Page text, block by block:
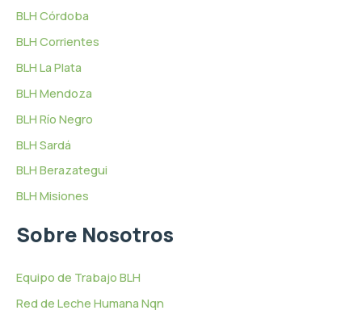
BLH Córdoba
BLH Corrientes
BLH La Plata
BLH Mendoza
BLH Río Negro
BLH Sardá
BLH Berazategui
BLH Misiones
Sobre Nosotros
Equipo de Trabajo BLH
Red de Leche Humana Nqn